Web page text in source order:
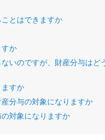
とはできますか
すか
いのですが、財産分与はど
すか
分与の対象になりますか
対象になりますか